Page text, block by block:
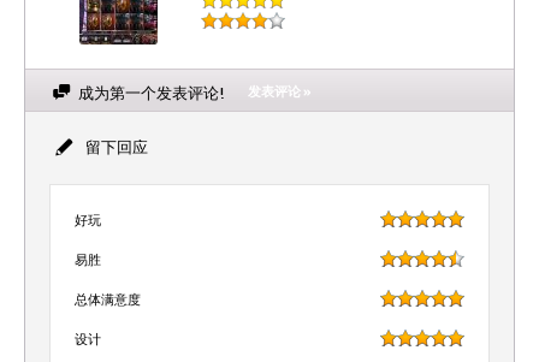
成为第一个发表评论! 发表评论 »
留下回应
好玩
易胜
总体满意度
设计